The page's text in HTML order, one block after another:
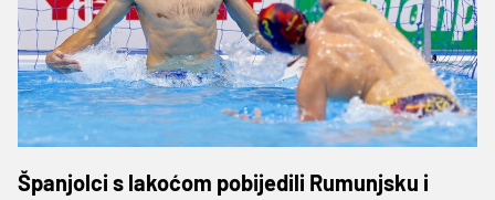
Španjolci s lakoćom pobijedili Rumunjsku i